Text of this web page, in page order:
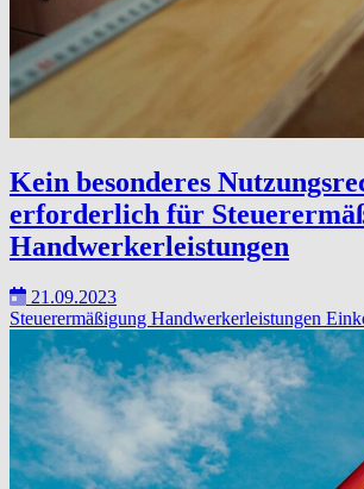
Kein besonderes
erforderlich für
Handwerkerleistungen
21.09.2023
Steuerermäßigung Handwerkerleistungen